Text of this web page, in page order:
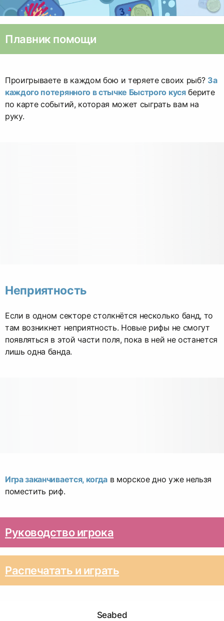
Плавник помощи
Проигрываете в каждом бою и теряете своих рыб? За
каждого потерянного в стычке Быстрого кусяберите
по карте событий, которая может сыграть вам на
руку.
Неприятность
Если в одном секторе столкнётся несколько банд, то
там возникнет неприятность. Новые рифы не смогут
появляться в этой части поля, пока в ней не останется
лишь одна банда.
Игра заканчивается, когда в морское дно уже нельзя
поместить риф.
Руководство игрока
Распечатать и играть
Seabed